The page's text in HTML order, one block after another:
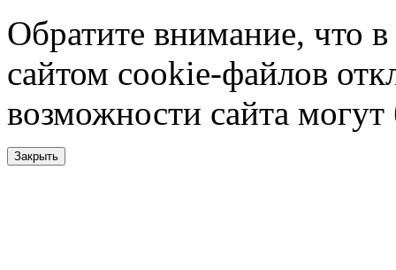
Обратите внимание, что в
сайтом cookie-файлов
возможности сайта
Закрыть